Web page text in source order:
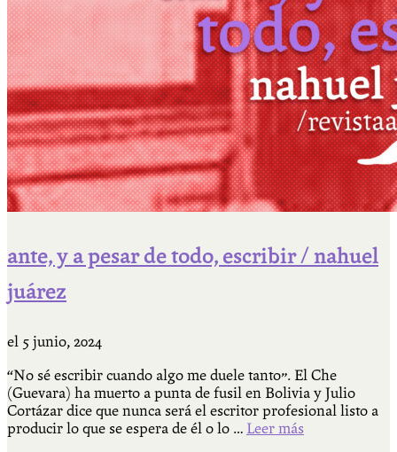
ante, y a pesar de todo, escribir / nahuel
juárez
el 5 junio, 2024
“No sé escribir cuando algo me duele tanto”. El Che
(Guevara) ha muerto a punta de fusil en Bolivia y Julio
Cortázar dice que nunca será el escritor profesional listo a
producir lo que se espera de él o lo … Leer más